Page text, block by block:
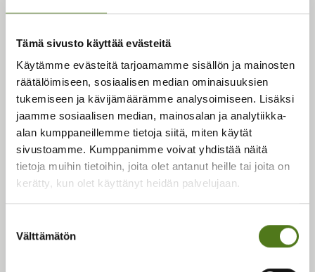
Tämä sivusto käyttää evästeitä
Käytämme evästeitä tarjoamamme sisällön ja mainosten
räätälöimiseen, sosiaalisen median ominaisuuksien
tukemiseen ja kävijämäärämme analysoimiseen. Lisäksi
jaamme sosiaalisen median, mainosalan ja analytiikka-
alan kumppaneillemme tietoja siitä, miten käytät
sivustoamme. Kumppanimme voivat yhdistää näitä
tietoja muihin tietoihin, joita olet antanut heille tai joita on
kerätty, kun olet käyttänyt heidän palvelujaan.
valinta
Välttämätön
Malmin kauppatie 26
00700 Helsinki
Puh.(09) 350 8230
epilepsialiitto@epilepsia.fi
Tietosuojaseloste
Saavutettavuusseloste
Palautetta sivustosta
Tietoa epilepsiasta